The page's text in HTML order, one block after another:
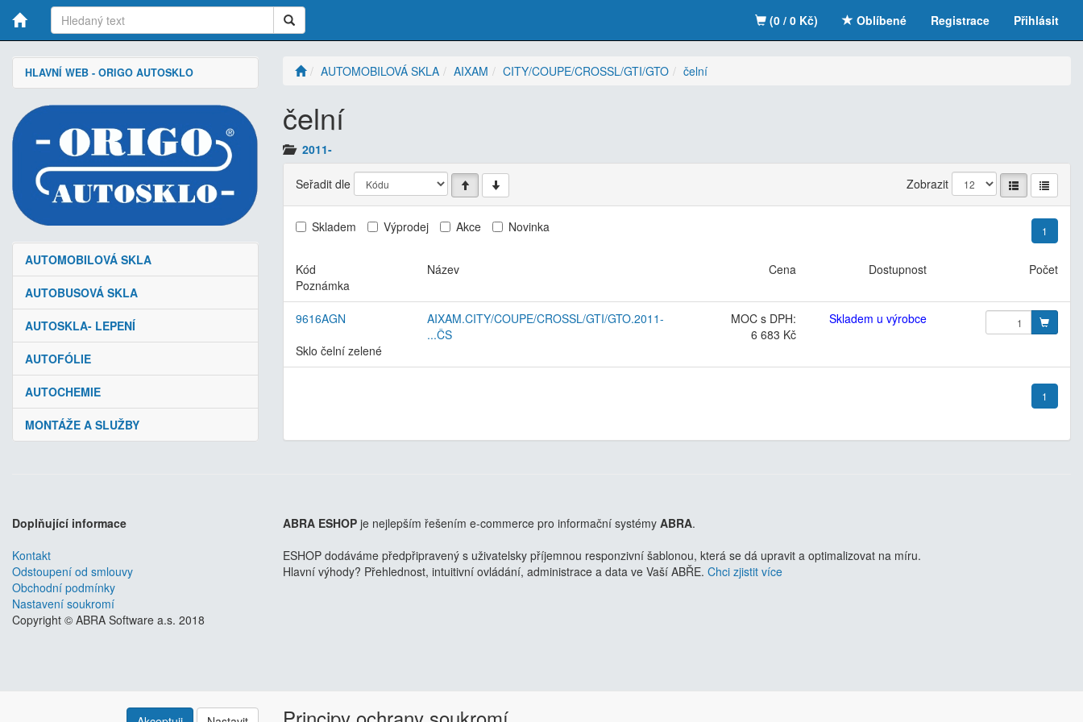
Registrace Přihlásit
(0 / 0 Kč) Oblíbené
HLAVNÍ WEB - ORIGO AUTOSKLO
AUTOMOBILOVÁ SKLA
AUTOBUSOVÁ SKLA
AUTOSKLA- LEPENÍ
AUTOFÓLIE
AUTOCHEMIE
MONTÁŽE A SLUŽBY
AUTOMOBILOVÁ SKLA AIXAM CITY/COUPE/CROSSL/GTI/GTO čelní
čelní
2011-
Seřadit dle Zobrazit
Skladem Výprodej Akce Novinka 1
Kód Název Cena Dostupnost
Počet
Poznámka
9616AGN
AIXAM.CITY/COUPE/CROSSL/GTI/GTO.2011-
...ČS
MOC s DPH:
6 683 Kč
Skladem u výrobce
Sklo čelní zelené
1
Doplňující informace
Kontakt
Odstoupení od smlouvy
Obchodní podmínky
Nastavení soukromí
ABRA ESHOP je nejlepším řešením e-commerce pro informační systémy ABRA.
ESHOP dodáváme předpřipravený s uživatelsky příjemnou responzivní šablonou, která se dá upravit a optimalizovat na míru.
Hlavní výhody? Přehlednost, intuitivní ovládání, administrace a data ve Vaší ABŘE. Chci zjistit více
Copyright © ABRA Software a.s. 2018